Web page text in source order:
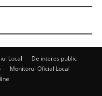
Local
De interes public
Monitorul Oficial Local